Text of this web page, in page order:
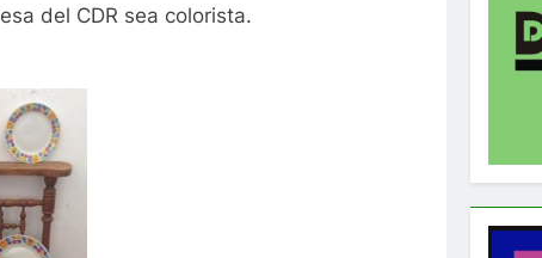
del CDR sea colorista.